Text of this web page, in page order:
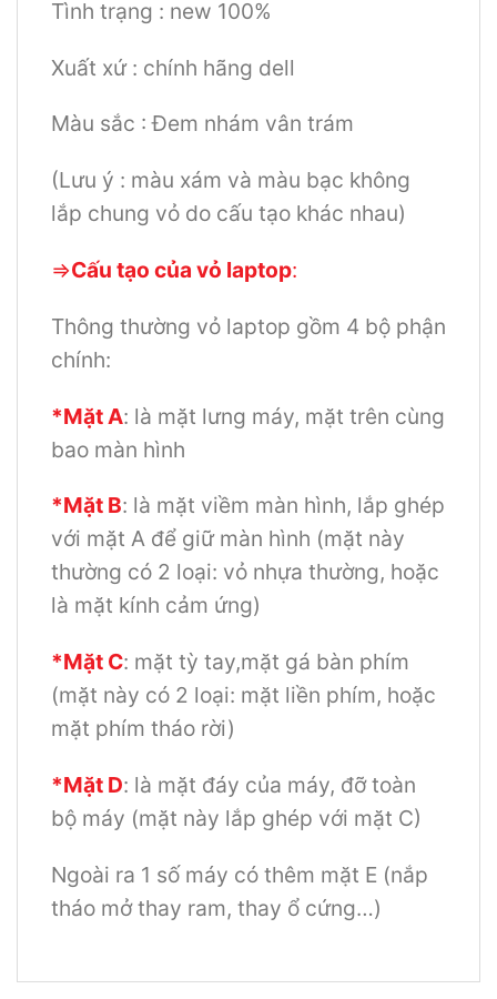
Tình trạng : new 100%
Xuất xứ : chính hãng dell
Màu sắc : Đem nhám vân trám
(Lưu ý : màu xám và màu bạc không
lắp chung vỏ do cấu tạo khác nhau)
=>Cấu tạo của vỏ laptop:
Thông thường vỏ laptop gồm 4 bộ phận
chính:
*Mặt A: là mặt lưng máy, mặt trên cùng
bao màn hình
*Mặt B: là mặt viềm màn hình, lắp ghép
với mặt A để giữ màn hình (mặt này
thường có 2 loại: vỏ nhựa thường, hoặc
là mặt kính cảm ứng)
*Mặt C: mặt tỳ tay,mặt gá bàn phím
(mặt này có 2 loại: mặt liền phím, hoặc
mặt phím tháo rời)
*Mặt D: là mặt đáy của máy, đỡ toàn
bộ máy (mặt này lắp ghép với mặt C)
Ngoài ra 1 số máy có thêm mặt E (nắp
tháo mở thay ram, thay ổ cứng…)